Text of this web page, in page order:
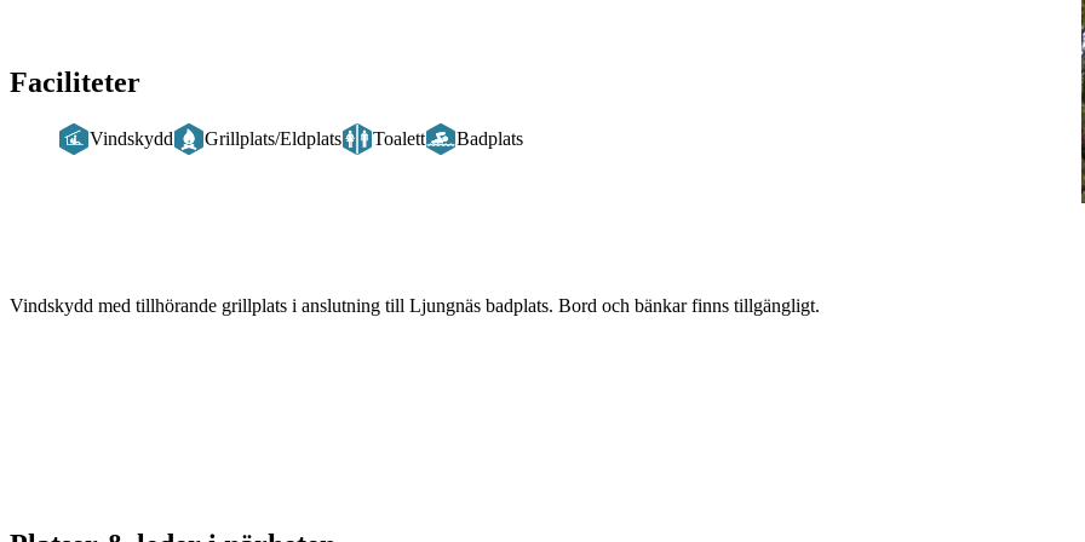
Faciliteter
Vindskydd Grillplats/Eldplats Toalett Badplats
Vindskydd med tillhörande grillplats i anslutning till Ljungnäs badplats. Bord och bänkar finns tillgängligt.